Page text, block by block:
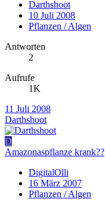
Darthshoot
10 Juli 2008
Pflanzen / Algen
Antworten
2
Aufrufe
1K
11 Juli 2008
Darthshoot
D
Amazonaspflanze krank??
DigitalOlli
16 März 2007
Pflanzen / Algen